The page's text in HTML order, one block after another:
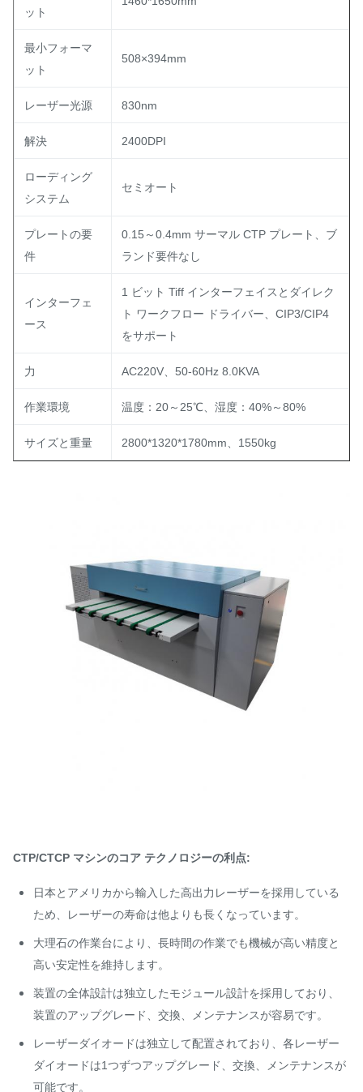
ット
最小フォーマ
ット
508×394mm
レーザー光源 830nm
解決 2400DPI
ローディング
システム
セミオート
プレートの要
件
0.15～0.4mm サーマル CTP プレート、ブ
ランド要件なし
インターフェ
ース
1 ビット Tiff インターフェイスとダイレク
ト ワークフロー ドライバー、CIP3/CIP4
をサポート
力 AC220V、50-60Hz 8.0KVA
作業環境 温度：20～25℃、湿度：40%～80%
サイズと重量 2800*1320*1780mm、1550kg
CTP/CTCP マシンのコア テクノロジーの利点:
日本とアメリカから輸入した高出力レーザーを採用している
ため、レーザーの寿命は他よりも長くなっています。
大理石の作業台により、長時間の作業でも機械が高い精度と
高い安定性を維持します。
装置の全体設計は独立したモジュール設計を採用しており、
装置のアップグレード、交換、メンテナンスが容易です。
レーザーダイオードは独立して配置されており、各レーザー
ダイオードは1つずつアップグレード、交換、メンテナンスが
可能です。